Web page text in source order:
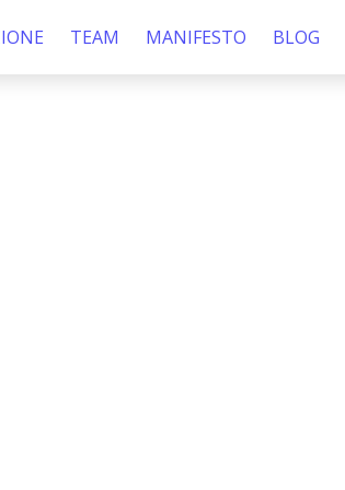
TEAM MANIFESTO BLOG